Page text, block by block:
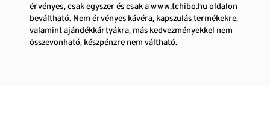
érvényes, csak egyszer és csak a www.tchibo.hu oldalon
beváltható. Nem érvényes kávéra, kapszulás termékekre,
valamint ajándékkártyákra, más kedvezményekkel nem
összevonható, készpénzre nem váltható.